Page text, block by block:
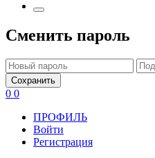
Сменить пароль
Сохранить
0 0
ПРОФИЛЬ
Войти
Регистрация